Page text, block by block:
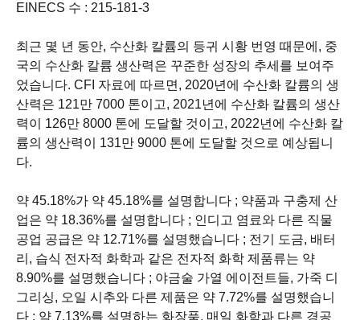
EINECS 수 : 215-181-3
최근 몇 년 동안, 수산화 칼륨의 등귀 시황 번영 때문에, 중
국의 수산화 칼륨 생산력은 꾸준한 성장의 추세를 보여주
었습니다. CFI 자료에 따르면, 2020년에 수산화 칼륨의 생
산력은 121만 7000 톤이고, 2021년에 수산화 칼륨의 생산
력이 126만 8000 톤에 도달할 것이고, 2022년에 수산화 칼
륨의 생산력이 131만 9000 톤에 도달할 것으로 예상됩니
다.
약 45.18%가 약 45.18%를 설명합니다 ; 약품과 구충제 산
업은 약 18.36%를 설명합니다 ; 인디고 염료와 다른 직물
공업 공급은 약 12.71%를 설명했습니다 ; 전기 도금, 배터
리, 습식 전자적 화학과 같은 전자적 화학 제품류는 약
8.90%를 설명했습니다 ; 야금술 가열 에이전트들, 가죽 디
그리싱, 오일 시추와 다른 제품은 약 7.72%를 설명했습니
다 ; 약 7.13%를 설명하는 화장품, 매일 화학과 다른 경공